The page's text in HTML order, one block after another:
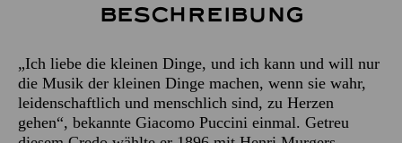
Beschreibung
„Ich liebe die kleinen Dinge, und ich kann und will nur
die Musik der kleinen Dinge machen, wenn sie wahr,
leidenschaftlich und menschlich sind, zu Herzen
gehen“, bekannte Giacomo Puccini einmal. Getreu